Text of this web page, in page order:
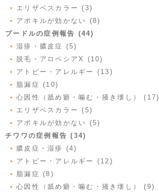
エリザベスカラー (3)
アポキルが効かない (8)
プードルの症例報告 (44)
湿疹・膿皮症 (5)
脱毛・アロペシアX (10)
アトピー・アレルギー (13)
脂漏症 (10)
心因性（舐め癖・噛む・掻き壊し） (17)
エリザベスカラー (5)
アポキルが効かない (5)
チワワの症例報告 (34)
膿皮症・湿疹 (4)
アトピー・アレルギー (12)
脂漏症 (8)
心因性（舐め癖・噛む・掻き壊し） (9)